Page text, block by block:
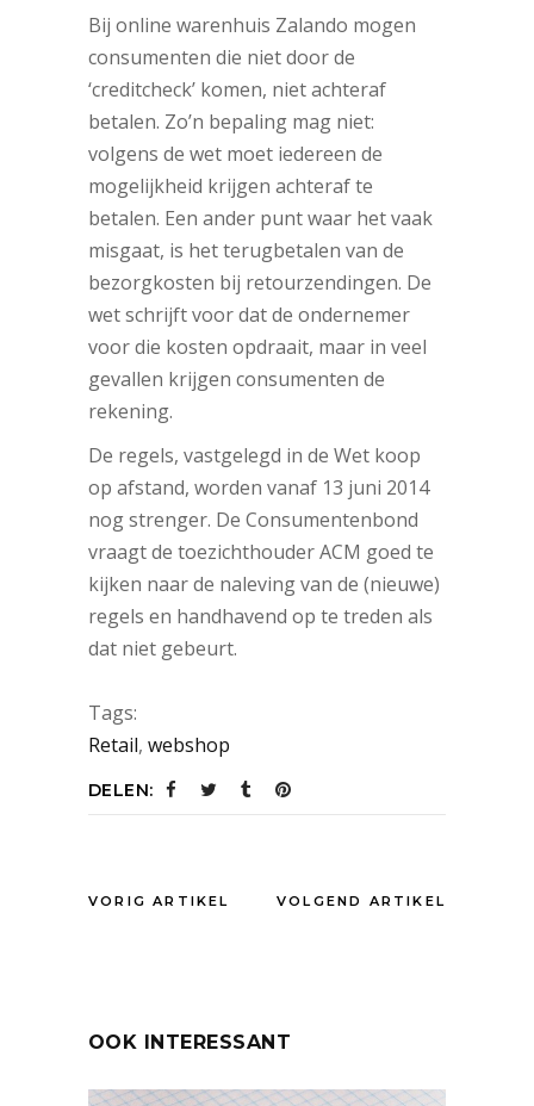
Bij online warenhuis Zalando mogen
consumenten die niet door de
‘creditcheck’ komen, niet achteraf
betalen. Zo’n bepaling mag niet:
volgens de wet moet iedereen de
mogelijkheid krijgen achteraf te
betalen. Een ander punt waar het vaak
misgaat, is het terugbetalen van de
bezorgkosten bij retourzendingen. De
wet schrijft voor dat de ondernemer
voor die kosten opdraait, maar in veel
gevallen krijgen consumenten de
rekening.
De regels, vastgelegd in de Wet koop
op afstand, worden vanaf 13 juni 2014
nog strenger. De Consumentenbond
vraagt de toezichthouder ACM goed te
kijken naar de naleving van de (nieuwe)
regels en handhavend op te treden als
dat niet gebeurt.
Tags:
Retail, webshop
DELEN:
VORIG ARTIKEL VOLGEND ARTIKEL
OOK INTERESSANT